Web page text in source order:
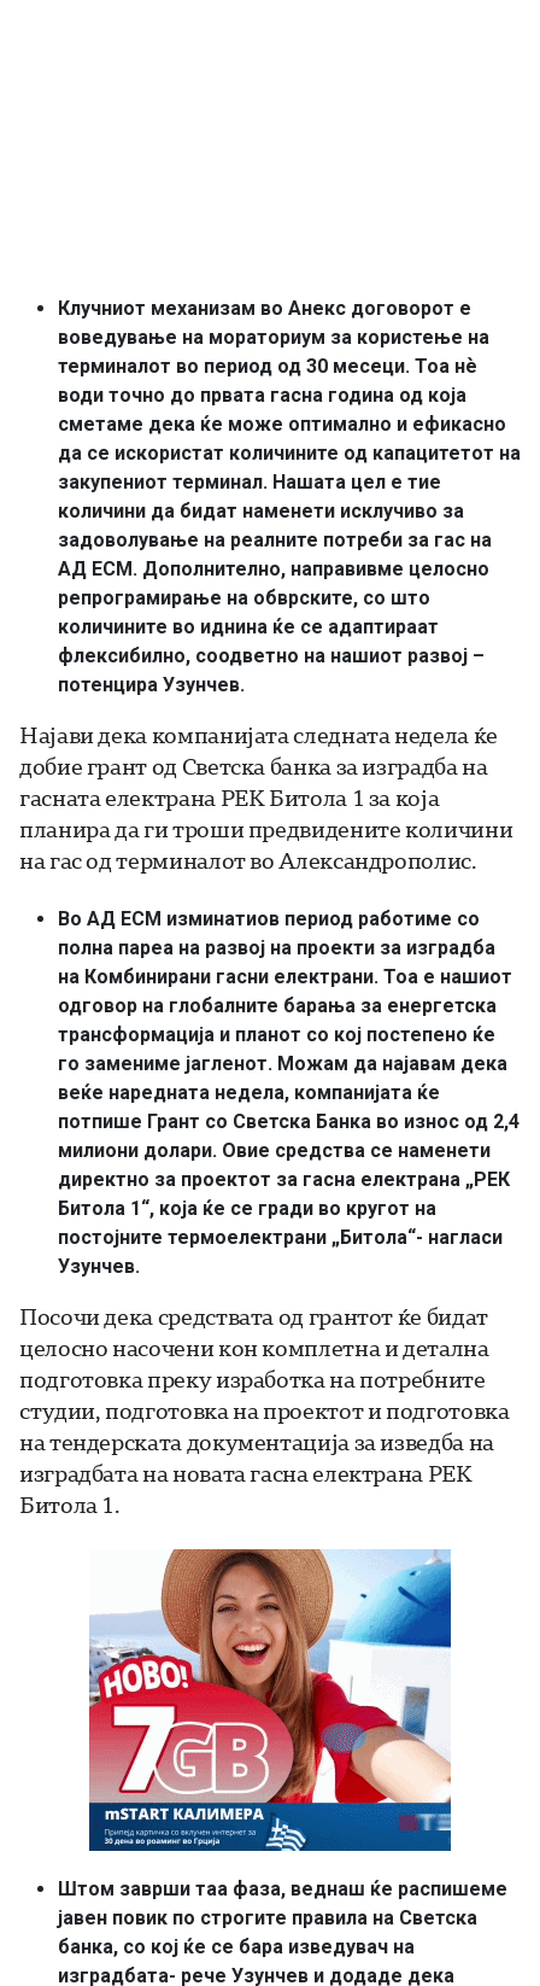
Клучниот механизам во Анекс договорот е
воведување на мораториум за користење на
терминалот во период од 30 месеци. Тоа нѐ
води точно до првата гасна година од која
сметаме дека ќе може оптимално и ефикасно
да се искористат количините од капацитетот на
закупениот терминал. Нашата цел е тие
количини да бидат наменети исклучиво за
задоволување на реалните потреби за гас на
АД ЕСМ. Дополнително, направивме целосно
репрограмирање на обврските, со што
количините во иднина ќе се адаптираат
флексибилно, соодветно на нашиот развој –
потенцира Узунчев.
Најави дека компанијата следната недела ќе
добие грант од Светска банка за изградба на
гасната електрана РЕК Битола 1 за која
планира да ги троши предвидените количини
на гас од терминалот во Александрополис.
Во АД ЕСМ изминатиов период работиме со
полна пареа на развој на проекти за изградба
на Комбинирани гасни електрани. Тоа е нашиот
одговор на глобалните барања за енергетска
трансформација и планот со кој постепено ќе
го замениме јагленот. Можам да најавам дека
веќе наредната недела, компанијата ќе
потпише Грант со Светска Банка во износ од 2,4
милиони долари. Овие средства се наменети
директно за проектот за гасна електрана „РЕК
Битола 1“, која ќе се гради во кругот на
постојните термоелектрани „Битола“- нагласи
Узунчев.
Посочи дека средствата од грантот ќе бидат
целосно насочени кон комплетна и детална
подготовка преку изработка на потребните
студии, подготовка на проектот и подготовка
на тендерската документација за изведба на
изградбата на новата гасна електрана РЕК
Битола 1.
Штом заврши таа фаза, веднаш ќе распишеме
јавен повик по строгите правила на Светска
банка, со кој ќе се бара изведувач на
изградбата- рече Узунчев и додаде дека